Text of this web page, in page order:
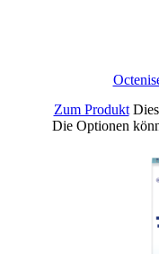
Zum Produkt
Die Optionen